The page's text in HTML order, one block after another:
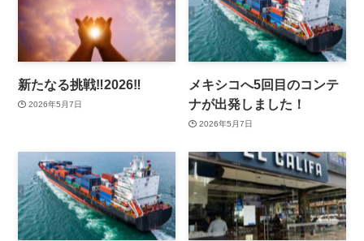
新たなる挑戦‼️2026‼️
2026年5月7日
メキシコへ5回目のコンテ
ナが出発しました！
2026年5月7日